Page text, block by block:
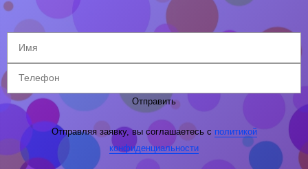
Отправить
Отправляя заявку, вы соглашаетесь с политикой
конфиденциальности